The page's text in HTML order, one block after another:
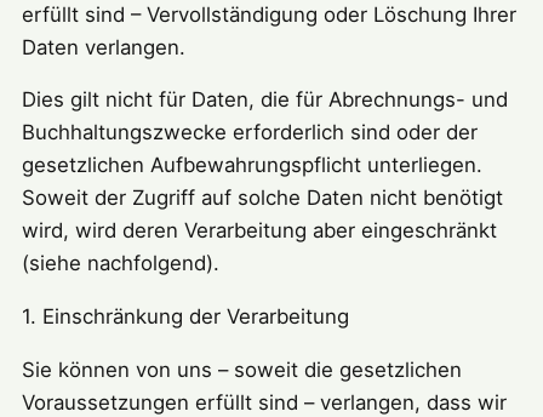
erfüllt sind – Vervollständigung oder Löschung Ihrer
Daten verlangen.
Dies gilt nicht für Daten, die für Abrechnungs- und
Buchhaltungszwecke erforderlich sind oder der
gesetzlichen Aufbewahrungspflicht unterliegen.
Soweit der Zugriff auf solche Daten nicht benötigt
wird, wird deren Verarbeitung aber eingeschränkt
(siehe nachfolgend).
1. Einschränkung der Verarbeitung
Sie können von uns – soweit die gesetzlichen
Voraussetzungen erfüllt sind – verlangen, dass wir